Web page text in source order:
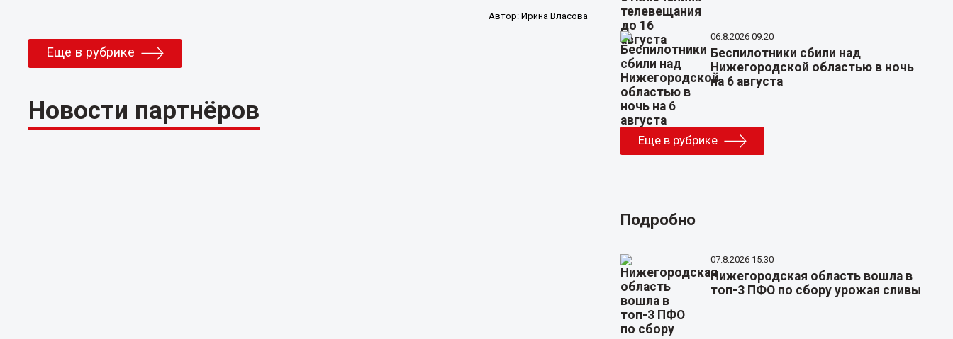
Автор: Ирина Власова
Еще в рубрике
Новости партнёров
06.8.2026 09:20
Беспилотники сбили над
Нижегородской областью в ночь
на 6 августа
Еще в рубрике
Подробно
07.8.2026 15:30
Нижегородская область вошла в
топ-3 ПФО по сбору урожая сливы